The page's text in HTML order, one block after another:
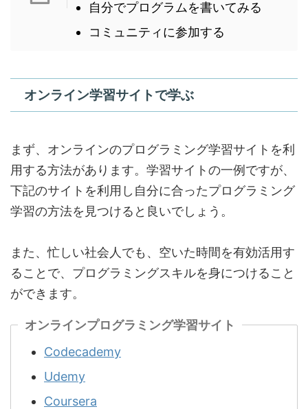
自分でプログラムを書いてみる
コミュニティに参加する
オンライン学習サイトで学ぶ
まず、オンラインのプログラミング学習サイトを利
用する方法があります。学習サイトの一例ですが、
下記のサイトを利用し自分に合ったプログラミング
学習の方法を見つけると良いでしょう。
また、忙しい社会人でも、空いた時間を有効活用す
ることで、プログラミングスキルを身につけること
ができます。
オンラインプログラミング学習サイト
Codecademy
Udemy
Coursera